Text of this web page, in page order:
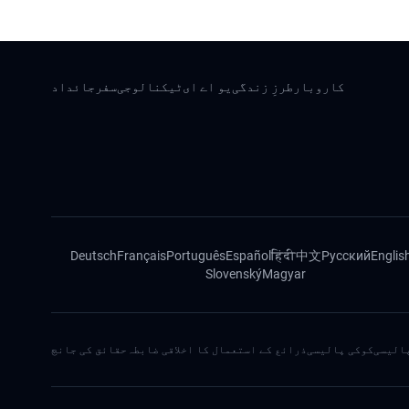
کاروبار طرزِ زندگی یو اے ایٹیکنالوجیسفر جائداد
Русский
中文
हिंदी
Español
Português
Français
Deutsch
Magyar
Slovenský
کوکی پالیسی ذرائع کے استعمال کا اخلاقی ضابطہ حقائق کی جانچ